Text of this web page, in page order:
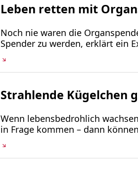
Leben retten mit
Noch nie waren die
Spender zu werden, erklärt ein
Strahlende Kügelchen
Wenn lebensbedrohlich
in Frage kommen – dann